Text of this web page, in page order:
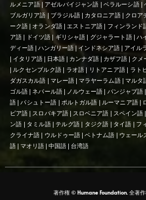
ルメニア語| アゼルバイジャン語 ベラルーシ語|
ブルガリア語
ブラジル語 カタロニア語| クロア
ーク語
オランダ語| エストニア語 フィンランド
ア語
ドイツ語 ギリシャ語 グジャラート語| ハ
ディー語
ハンガリー語| インドネシア語 アイル
イタリア語 日本語 カンナダ語 カザフ語 クメ
ルクセンブルク語 ラオ語 リトアニア語 ラト
ダガスカル語
マレー語| マラヤーラム語| マルタ
ゴル語
ネパール語| ノルウェー語 パンジャブ語
語 |パシュトー語 ポルトガル語 ルーマニア語|
ビア語
スロバキア語| スロベニア語 スペイン語
ン語
タミル語|テルグ語 タジク語 タイ語 フ
クライナ語
ウルドゥー語 |ベトナム語 ウェール
語
マオリ語 中国語 台湾語
著作権 © Humane Foundation.全著作